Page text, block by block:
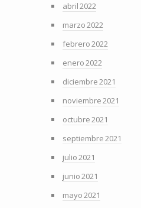
abril 2022
marzo 2022
febrero 2022
enero 2022
diciembre 2021
noviembre 2021
octubre 2021
septiembre 2021
julio 2021
junio 2021
mayo 2021